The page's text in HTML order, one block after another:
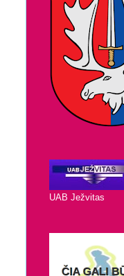
UAB Ježvitas